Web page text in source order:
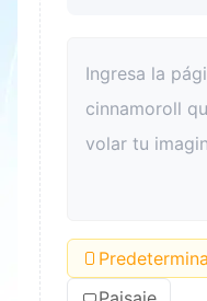
Para los adultos,
forma de relajarse
colorear puede
que las familias
mejoren las